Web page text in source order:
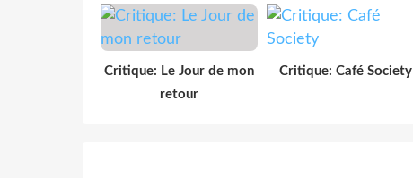
Critique: Le Jour de mon
retour
Critique: Café Society